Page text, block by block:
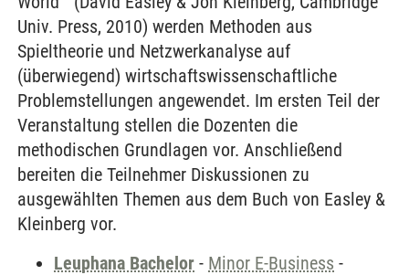
Univ. Press, 2010) werden Methoden aus
Spieltheorie und Netzwerkanalyse auf
(überwiegend) wirtschaftswissenschaftliche
Problemstellungen angewendet. Im ersten Teil der
Veranstaltung stellen die Dozenten die
methodischen Grundlagen vor. Anschließend
bereiten die Teilnehmer Diskussionen zu
ausgewählten Themen aus dem Buch von Easley &
Kleinberg vor.
Leuphana Bachelor - Minor E-Business -